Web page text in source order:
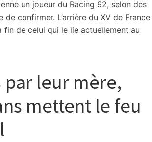
un joueur du Racing 92, selon des
confirmer. L’arrière du XV de France
de celui qui le lie actuellement au
par leur mère,
mettent le feu